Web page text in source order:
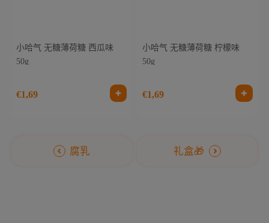
小哈气 无糖薄荷糖 西瓜味
50g
€1,69
小哈气 无糖薄荷糖 柠檬味
50g
€1,69
腐乳 礼盒🎁